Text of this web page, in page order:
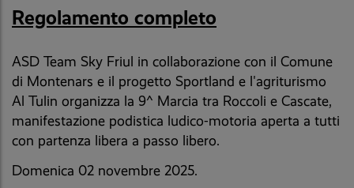
Regolamento completo
ASD Team Sky Friul in collaborazione con il Comune
di Montenars e il progetto Sportland e l'agriturismo
Al Tulin organizza la 9^ Marcia tra Roccoli e Cascate,
manifestazione podistica ludico-motoria aperta a tutti
con partenza libera a passo libero.
Domenica 02 novembre 2025.